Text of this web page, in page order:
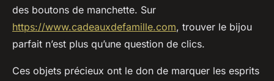
des boutons de manchette. Sur
https://www.cadeauxdefamille.com, trouver le bijou
parfait n’est plus qu’une question de clics.
Ces objets précieux ont le don de marquer les esprits